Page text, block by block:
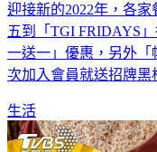
迎接新的2022年，各
五到「TGI FRIDAYS
一送一」優惠，另外
次加入會員就送招牌黑
生活